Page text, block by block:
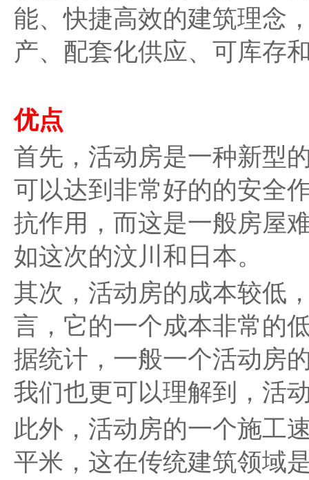
能、快捷高效的建筑理念
产、配套化供应、可库存
优点
首先，活动房是一种新型
可以达到非常好的的安全
抗作用，而这是一般房屋
如这次的汶川和日本。
其次，活动房的成本较低
言，它的一个成本非常的
据统计，一般一个活动房
我们也更可以理解到，活
此外，活动房的一个施工
平米，这在传统建筑领域